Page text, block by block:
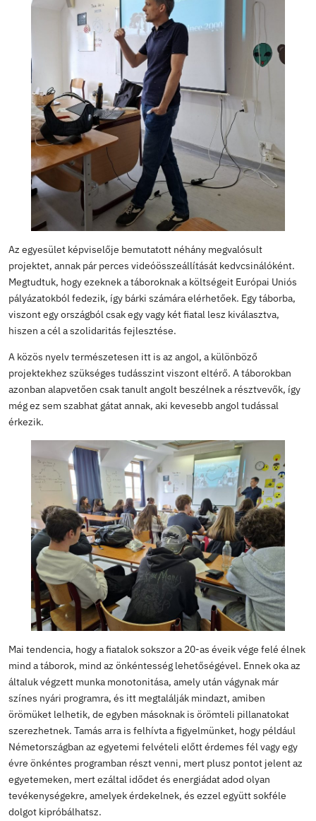
2026. ápr 15., szerda
„Élményalapú tanulás a
komfortzónán túl” (2. rész)
25/26 ,Erasmus+ beszámolók
A tavaszi szünet után sem tétlenkedtünk.Komáromi
Egyesek Ifjúsági Egyesületképviseletében jött el
gimnazistáinknak kiscsoportos formában bemutassa,
valójában az Önkéntesség. Az egyesület tagja egy
hálózatnak, amihez több mint 60 szervezet csatlakozik
Ázsiából, Afrikából és Amerikából.
Előadónk a honlapjukon keresztül elmagyarázta
hogyan tudják megtalálni a számukra megfelelő
helyszínt és témát.
Már a kilencedikesek is tudnak ugyanis táborokba
amiknek fontos jellemzője, hogy mindig a helyi
szoros együttműködésben valósulnak meg, és
igény, szükséglet hívja életre. A táborok témája ezért
sokféle lehet: „dolgozhatsz gyerekekkel, idősekkel,
állatokkal, de nagyon sok környezetvédelemmel
ökotábort is találhatsz, megismerkedhetsz helyi
technikákkal, segíthetsz régi kastélyok
beszállhatsz fesztiválok szervezésébe, sőt
nyelvtanulós táborokat is találsz. Mindezt pedig egy